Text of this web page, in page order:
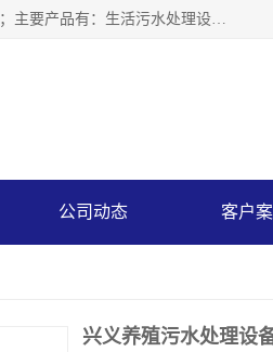
贵州鑫沣源环境科技公司主营一体化污水处理设备、医院污水处理设备、地埋式一体化污水设备；主要产品有：生活污水处理设备，养殖场废水处理设备，屠宰废水处理设备，洗涤废水处理设备，MBR膜生物处理设备，反渗透纯水设备，二次供水水箱清洗消毒，净水过滤设备，软水设备等。欢迎新老顾客来电咨询！
公司动态 客户案
兴义养殖污水处理设